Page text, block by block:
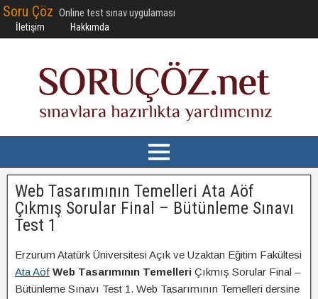
Soru Çöz Online test sınav uygulaması
İletişim Hakkımda
Web Tasarımının Temelleri Ata Aöf
Çıkmış Sorular Final – Bütünleme Sınavı
Test 1
Erzurum Atatürk Üniversitesi Açık ve Uzaktan Eğitim Fakültesi
Ata Aöf Web Tasarımının Temelleri Çıkmış Sorular Final –
Bütünleme Sınavı Test 1. Web Tasarımının Temelleri dersine